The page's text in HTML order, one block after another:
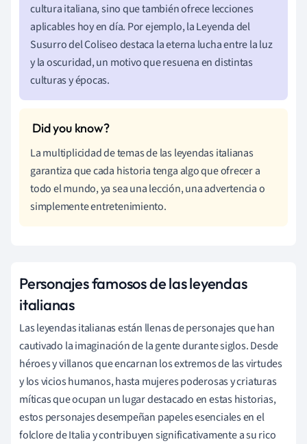
cultura italiana, sino que también ofrece lecciones
aplicables hoy en día. Por ejemplo, la Leyenda del
Susurro del Coliseo destaca la eterna lucha entre la luz
y la oscuridad, un motivo que resuena en distintas
culturas y épocas.
La multiplicidad de temas de las leyendas italianas
garantiza que cada historia tenga algo que ofrecer a
todo el mundo, ya sea una lección, una advertencia o
simplemente entretenimiento.
Personajes famosos de las leyendas
italianas
Las leyendas italianas están llenas de personajes que han
cautivado la imaginación de la gente durante siglos. Desde
héroes y villanos que encarnan los extremos de las virtudes
y los vicios humanos, hasta mujeres poderosas y criaturas
míticas que ocupan un lugar destacado en estas historias,
estos personajes desempeñan papeles esenciales en el
folclore de Italia y contribuyen significativamente a su rico